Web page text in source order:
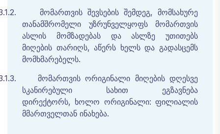
მომართვის შევსების შემდეგ, მომსახურე
თანამშრომელი
უზრუნველყოფს
მომართვის
ასლის
მომზადებას და ასლზე
უთითებს
მიღების თარიღს,აწერს ხელს და გადასცემს
მომხმარებელს.
მომართვის ორიგინალი მიღების დღესვე
სკანირებული
სახით
ეგზავნება
დირექტორს, ხოლო ორიგინალი: ფილიალის
მმართველთან ინახება.